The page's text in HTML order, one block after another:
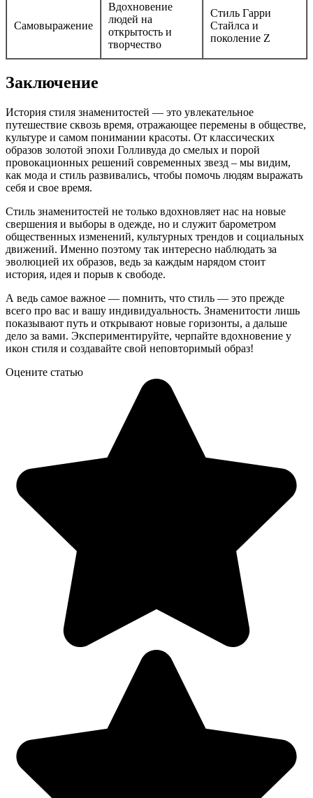
Самовыражение
Вдохновение
людей на
открытость и
творчество
Стиль Гарри
Стайлса и
поколение Z
Заключение
История стиля знаменитостей — это увлекательное
путешествие сквозь время, отражающее перемены в обществе,
культуре и самом понимании красоты. От классических
образов золотой эпохи Голливуда до смелых и порой
провокационных решений современных звезд – мы видим,
как мода и стиль развивались, чтобы помочь людям выражать
себя и свое время.
Стиль знаменитостей не только вдохновляет нас на новые
свершения и выборы в одежде, но и служит барометром
общественных изменений, культурных трендов и социальных
движений. Именно поэтому так интересно наблюдать за
эволюцией их образов, ведь за каждым нарядом стоит
история, идея и порыв к свободе.
А ведь самое важное — помнить, что стиль — это прежде
всего про вас и вашу индивидуальность. Знаменитости лишь
показывают путь и открывают новые горизонты, а дальше
дело за вами. Экспериментируйте, черпайте вдохновение у
икон стиля и создавайте свой неповторимый образ!
Оцените статью